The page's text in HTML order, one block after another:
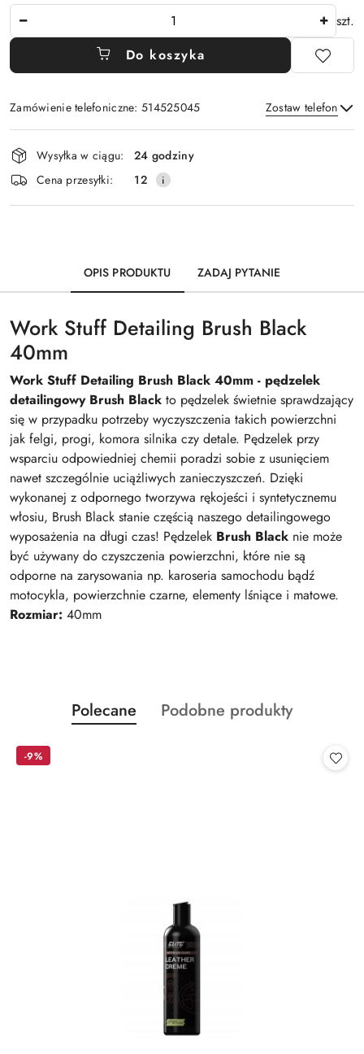
szt.
Do koszyka
Zamówienie telefoniczne: 514525045 Zostaw telefon
Wyślij
Dostępność
i
dostawa
Wysyłka w ciągu:
24 godziny
Cena przesyłki:
12
OPIS PRODUKTU ZADAJ PYTANIE
Work Stuff Detailing Brush Black
40mm
Work Stuff Detailing Brush Black 40mm - pędzelek
detailingowy Brush Black to pędzelek świetnie sprawdzający
się w przypadku potrzeby wyczyszczenia takich powierzchni
jak felgi, progi, komora silnika czy detale. Pędzelek przy
wsparciu odpowiedniej chemii poradzi sobie z usunięciem
nawet szczególnie uciążliwych zanieczyszczeń. Dzięki
wykonanej z odpornego tworzywa rękojeści i syntetycznemu
włosiu, Brush Black stanie częścią naszego detailingowego
wyposażenia na długi czas! Pędzelek Brush Black nie może
być używany do czyszczenia powierzchni, które nie są
odporne na zarysowania np. karoseria samochodu bądź
motocykla, powierzchnie czarne, elementy lśniące i matowe.
Rozmiar: 40mm
Pomiń karuzelę produktów
Produkty
o
Polecane
Produkty
Podobne produkty
-9%